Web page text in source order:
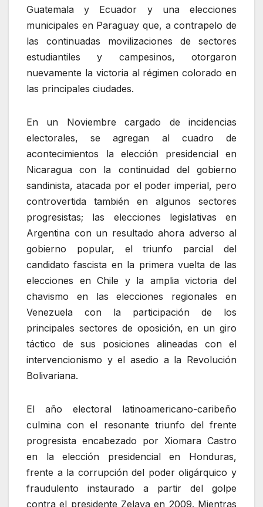
Guatemala y Ecuador y una elecciones
municipales en Paraguay que, a contrapelo de
las continuadas movilizaciones de sectores
estudiantiles y campesinos, otorgaron
nuevamente la victoria al régimen colorado en
las principales ciudades.
En un Noviembre cargado de incidencias
electorales, se agregan al cuadro de
acontecimientos la elección presidencial en
Nicaragua con la continuidad del gobierno
sandinista, atacada por el poder imperial, pero
controvertida también en algunos sectores
progresistas; las elecciones legislativas en
Argentina con un resultado ahora adverso al
gobierno popular, el triunfo parcial del
candidato fascista en la primera vuelta de las
elecciones en Chile y la amplia victoria del
chavismo en las elecciones regionales en
Venezuela con la participación de los
principales sectores de oposición, en un giro
táctico de sus posiciones alineadas con el
intervencionismo y el asedio a la Revolución
Bolivariana.
El año electoral latinoamericano-caribeño
culmina con el resonante triunfo del frente
progresista encabezado por Xiomara Castro
en la elección presidencial en Honduras,
frente a la corrupción del poder oligárquico y
fraudulento instaurado a partir del golpe
contra el presidente Zelaya en 2009. Mientras